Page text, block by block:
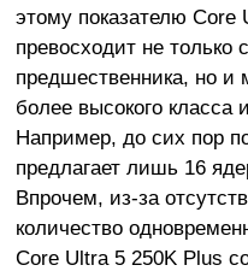
этому показателю Core
превосходит не только
предшественника, но и
более высокого
Например, до сих пор
предлагает лишь 16
Впрочем, из-за
количество
Core Ultra 5 250K Plus